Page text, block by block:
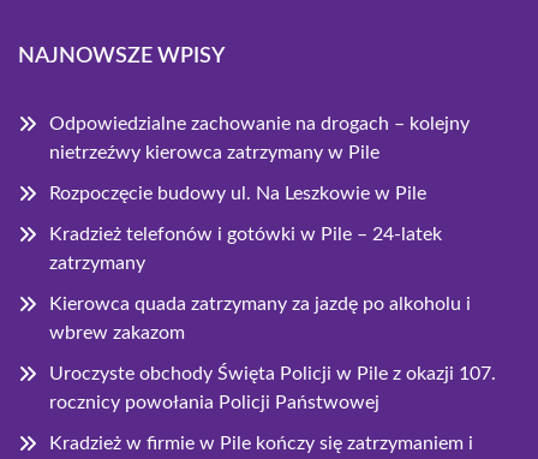
NAJNOWSZE WPISY
Odpowiedzialne zachowanie na drogach – kolejny
nietrzeźwy kierowca zatrzymany w Pile
Rozpoczęcie budowy ul. Na Leszkowie w Pile
Kradzież telefonów i gotówki w Pile – 24-latek
zatrzymany
Kierowca quada zatrzymany za jazdę po alkoholu i
wbrew zakazom
Uroczyste obchody Święta Policji w Pile z okazji 107.
rocznicy powołania Policji Państwowej
Kradzież w firmie w Pile kończy się zatrzymaniem i